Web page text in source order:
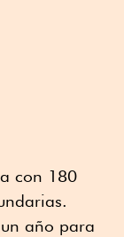
con 180
año para